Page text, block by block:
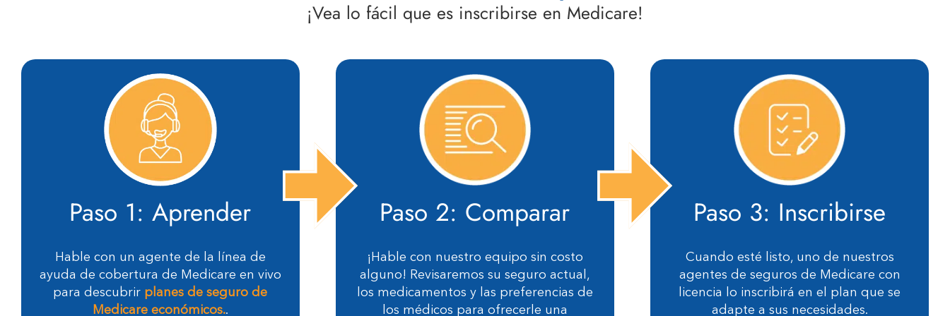
¡Vea lo fácil que es inscribirse en Medicare!
Paso 1: Aprender
Hable con un agente de la línea de
ayuda de cobertura de Medicare en vivo
para descubrir planes de seguro de
Medicare económicos..
Paso 2: Comparar
¡Hable con nuestro equipo sin costo
alguno! Revisaremos su seguro actual,
los medicamentos y las preferencias de
los médicos para ofrecerle una
Paso 3: Inscribirse
Cuando esté listo, uno de nuestros
agentes de seguros de Medicare con
licencia lo inscribirá en el plan que se
adapte a sus necesidades.